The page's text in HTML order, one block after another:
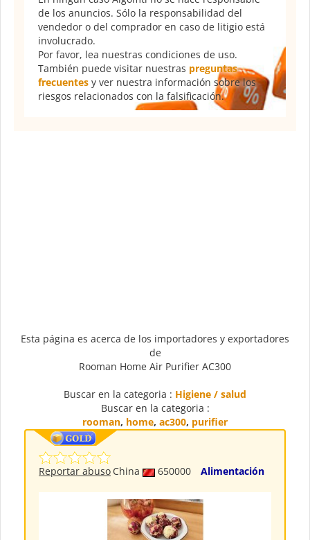
de los anuncios. Sólo la responsabilidad del
vendedor o del comprador en caso de litigio está
involucrado.
Por favor, lea nuestras condiciones de uso.
También puede visitar nuestras preguntas
frecuentes y ver nuestra información sobre los
riesgos relacionados con la falsificación.
Esta página es acerca de los importadores y exportadores
de
Rooman Home Air Purifier AC300
Buscar en la categoria : Higiene / salud
Buscar en la categoria :
rooman, home, ac300, purifier
China 650000 Alimentación
Reportar abuso